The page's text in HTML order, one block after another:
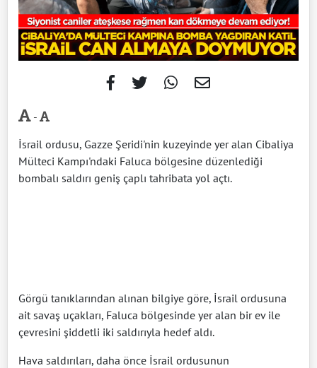
-
İsrail ordusu, Gazze Şeridi'nin kuzeyinde yer alan Cibaliya
Mülteci Kampı'ndaki Faluca bölgesine düzenlediği
bombalı saldırı geniş çaplı tahribata yol açtı.
Görgü tanıklarından alınan bilgiye göre, İsrail ordusuna
ait savaş uçakları, Faluca bölgesinde yer alan bir ev ile
çevresini şiddetli iki saldırıyla hedef aldı.
Hava saldırıları, daha önce İsrail ordusunun